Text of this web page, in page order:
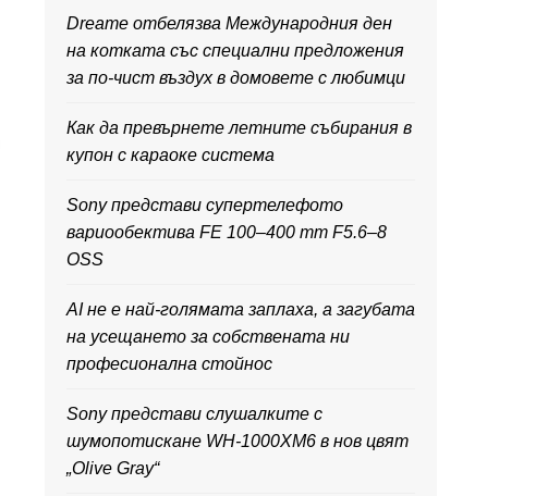
Dreame отбелязва Международния ден
на котката със специални предложения
за по-чист въздух в домовете с любимци
Как да превърнете летните събирания в
купон с караоке система
Sony представи супертелефото
вариообектива FE 100–400 mm F5.6–8
OSS
AI не е най-голямата заплаха, а загубата
на усещането за собствената ни
професионална стойнос
Sony представи слушалките с
шумопотискане WH-1000XM6 в нов цвят
„Olive Gray“